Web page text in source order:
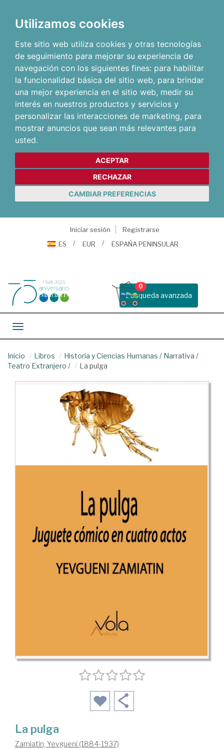
Utilizamos cookies
Este sitio web utiliza cookies y otras tecnologías
de seguimiento para mejorar su experiencia de
navegación con los siguientes fines: para habilitar
la funcionalidad básica del sitio web, para brindar
una mejor experiencia en el sitio web, medir su
interés en nuestros productos y servicios y
personalizar las interacciones de marketing, para
mostrar anuncios que sean más relevantes para
usted.
ACEPTAR
RECHAZAR
CAMBIAR PREFERENCIAS
Iniciar sesión
Registrarse
ES
EUR ESPAÑA PENINSULAR
Busqueda avanzada
0
Toggle navigation
Inicio Libros Historia y Ciencias Humanas / Narrativa /
Teatro Extranjero / La pulga
La pulga
Zamiatin, Yevgueni (1884-1937)